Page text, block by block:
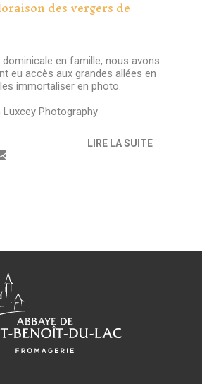
des vergers de
dominicale en famille, nous avons
eu accès aux grandes allées en
immortaliser en photo.
Photography
LIRE LA SUITE